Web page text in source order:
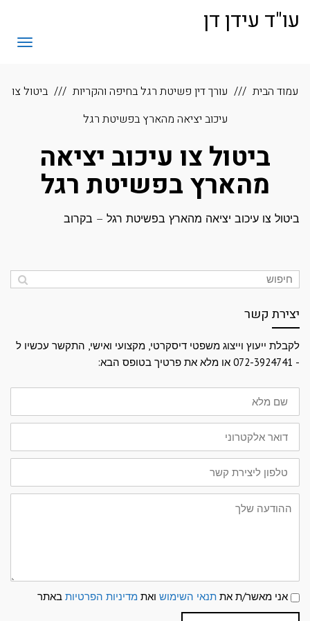
עו"ד עידן דן
עמוד הבית עורך דין פשיטת רגל בחיפה והקריות
ביטול צו
עיכוב יציאה מהארץ בפשיטת רגל
ביטול צו עיכוב יציאה
מהארץ בפשיטת רגל
ביטול צו עיכוב יציאה מהארץ בפשיטת רגל – בקרוב
יצירת קשר
לקבלת ייעוץ וייצוג משפטי דיסקרטי, מקצועי ואישי, התקשר עכשיו ל
- 072-3924741 או מלא את פרטיך בטופס הבא:
שם
מלא
דואר
אלקטרוני
טלפון
ליצירת
קשר
ההודעה
שלך
תנאי
שימוש
ומדיניות
אני מאשר/ת את תנאי השימוש ואת מדיניות הפרטיות באתר